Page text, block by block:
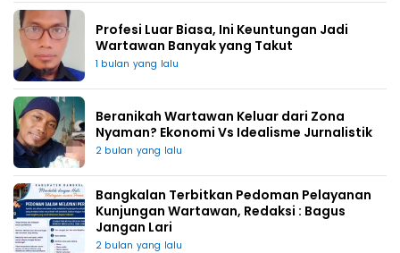
Profesi Luar Biasa, Ini Keuntungan Jadi
Wartawan Banyak yang Takut
1 bulan yang lalu
Beranikah Wartawan Keluar dari Zona
Nyaman? Ekonomi Vs Idealisme Jurnalistik
2 bulan yang lalu
Bangkalan Terbitkan Pedoman Pelayanan
Kunjungan Wartawan, Redaksi : Bagus
Jangan Lari
2 bulan yang lalu